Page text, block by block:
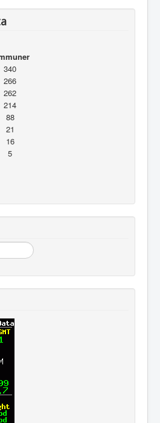
340
266
262
214
88
21
16
5